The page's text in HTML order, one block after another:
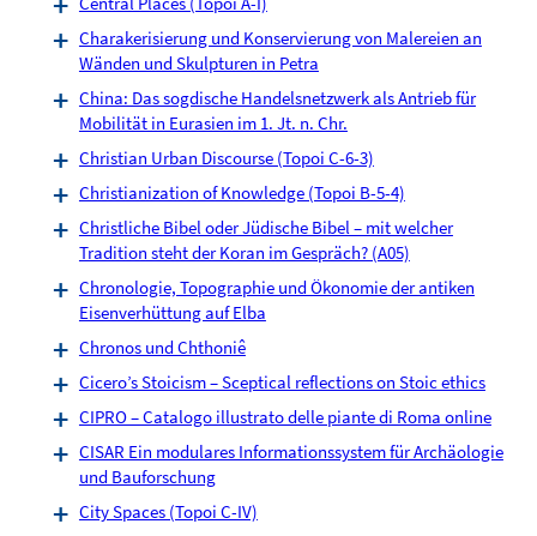
Charakerisierung und Konservierung von Malereien an
Wänden und Skulpturen in Petra
China: Das sogdische Handelsnetzwerk als Antrieb für
Mobilität in Eurasien im 1. Jt. n. Chr.
Christian Urban Discourse (Topoi C-6-3)
Christianization of Knowledge (Topoi B-5-4)
Christliche Bibel oder Jüdische Bibel – mit welcher
Tradition steht der Koran im Gespräch? (A05)
Chronologie, Topographie und Ökonomie der antiken
Eisenverhüttung auf Elba
Chronos und Chthoniê
Cicero’s Stoicism – Sceptical reflections on Stoic ethics
CIPRO – Catalogo illustrato delle piante di Roma online
CISAR Ein modulares Informationssystem für Archäologie
und Bauforschung
City Spaces (Topoi C-IV)